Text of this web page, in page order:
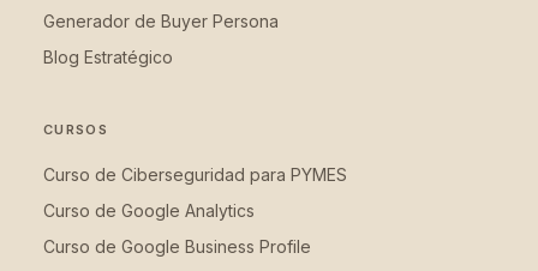
Generador de Buyer Persona
Blog Estratégico
CURSOS
Curso de Ciberseguridad para PYMES
Curso de Google Analytics
Curso de Google Business Profile